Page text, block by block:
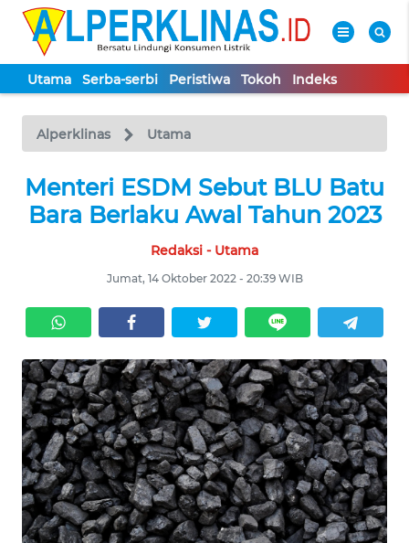
Utama Serba-serbi Peristiwa Tokoh Indeks
Alperklinas Utama
Menteri ESDM Sebut BLU Batu
Bara Berlaku Awal Tahun 2023
Redaksi - Utama
Jumat, 14 Oktober 2022 - 20:39 WIB
TV
Tutup
UTAMA
PERISTIWA
TOKOH
Informasi
INDEKS
BERITA
KONTAK
KAMI